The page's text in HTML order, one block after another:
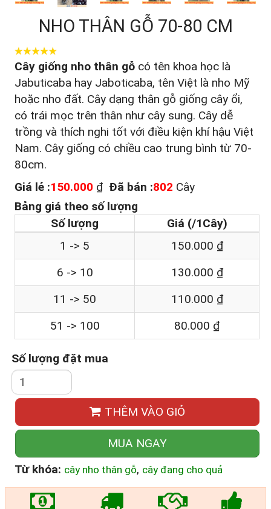
NHO THÂN GỖ 70-80 CM
Cây giống nho thân gỗ có tên khoa học là
Jabuticaba hay Jaboticaba, tên Việt là nho Mỹ
hoặc nho đất. Cây dạng thân gỗ giống cây ổi,
có trái mọc trên thân như cây sung. Cây dễ
trồng và thích nghi tốt với điều kiện khí hậu Việt
Nam. Cây giống có chiều cao trung bình từ 70-
80cm.
Giá lẻ :150.000 ₫ Đã bán :802 Cây
Bảng giá theo số lượng
Số lượng
Giá (/1Cây)
1 -> 5
150.000 ₫
6 -> 10
130.000 ₫
11 -> 50
110.000 ₫
51 -> 100
80.000 ₫
Số lượng đặt mua
THÊM VÀO GIỎ
MUA NGAY
Từ khóa: cây nho thân gỗ, cây đang cho quả